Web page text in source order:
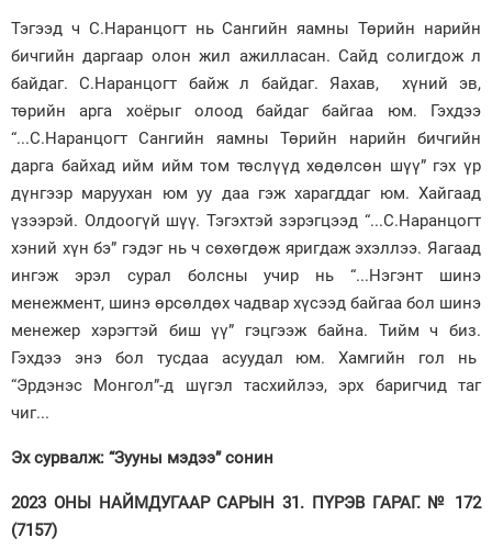
Тэгээд ч С.Наранцогт нь Сангийн яамны Төрийн нарийн
бичгийн даргаар олон жил ажилласан. Сайд солигдож л
байдаг. С.Наранцогт байж л байдаг. Яахав, хүний эв,
төрийн арга хоёрыг олоод байдаг байгаа юм. Гэхдээ
“...С.Наранцогт Сангийн яамны Төрийн нарийн бичгийн
дарга байхад ийм ийм том төслүүд хөдөлсөн шүү” гэх үр
дүнгээр маруухан юм уу даа гэж харагддаг юм. Хайгаад
үзээрэй. Олдоогүй шүү. Тэгэхтэй зэрэгцээд “...С.Наранцогт
хэний хүн бэ” гэдэг нь ч сөхөгдөж яригдаж эхэллээ. Яагаад
ингэж эрэл сурал болсны учир нь “...Нэгэнт шинэ
менежмент, шинэ өрсөлдөх чадвар хүсээд байгаа бол шинэ
менежер хэрэгтэй биш үү” гэцгээж байна. Тийм ч биз.
Гэхдээ энэ бол тусдаа асуудал юм. Хамгийн гол нь
“Эрдэнэс Монгол”-д шүгэл тасхийлээ, эрх баригчид таг
чиг...
Эх сурвалж: “Зууны мэдээ” сонин
2023 ОНЫ НАЙМДУГААР САРЫН 31. ПҮРЭВ ГАРАГ. № 172
(7157)